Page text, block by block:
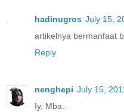
hadinugros July 15,
artikelnya bermanfaat
Reply
nenghepi July 15,
Iy, Mba..